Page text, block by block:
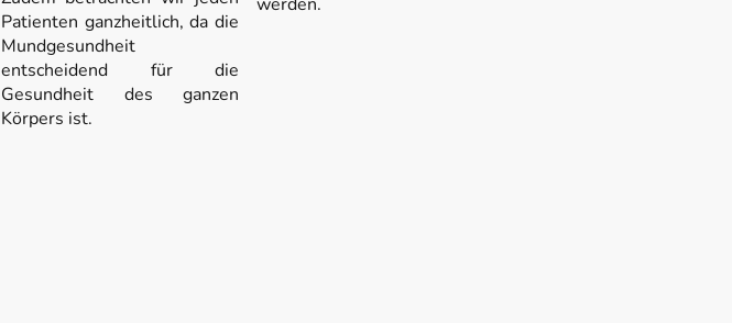
Patienten ganzheitlich, da die
Mundgesundheit
entscheidend für die
Gesundheit des ganzen
Körpers ist.